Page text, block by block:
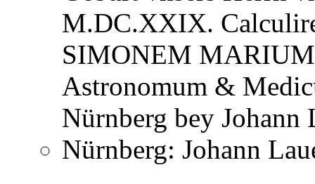
M.DC.XXIX.
SIMONEM MARIUM
Astronomum &
Nürnberg bey Johann
Nürnberg: Johann